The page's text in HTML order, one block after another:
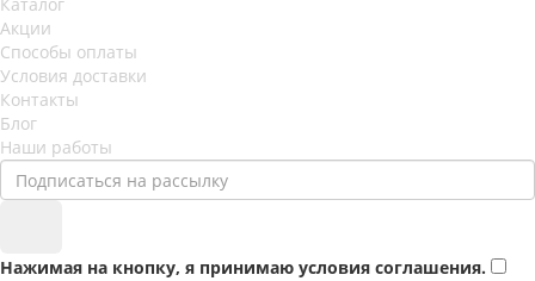
Каталог
Акции
Способы оплаты
Условия доставки
Контакты
Блог
Наши работы
Нажимая на кнопку, я принимаю условия соглашения.